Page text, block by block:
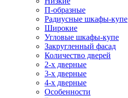
П-образные
Радиусные шкафы-купе
Широкие
Угловые шкафы-купе
Закругленный фасад
Количество дверей
2-х дверные
3-х дверные
4-х дверные
Особенности